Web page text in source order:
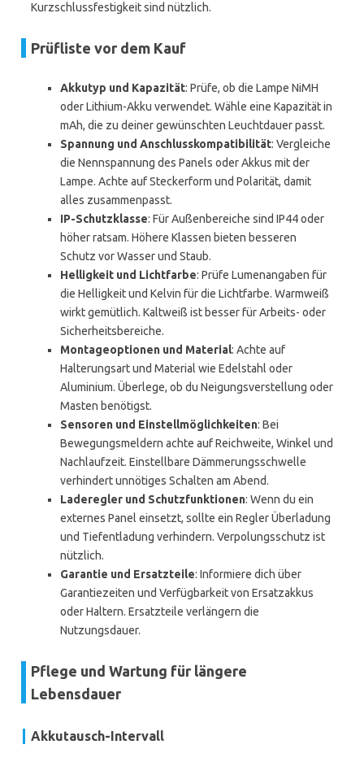
Kurzschlussfestigkeit sind nützlich.
Prüfliste vor dem Kauf
Akkutyp und Kapazität: Prüfe, ob die Lampe NiMH
oder Lithium-Akku verwendet. Wähle eine Kapazität in
mAh, die zu deiner gewünschten Leuchtdauer passt.
Spannung und Anschlusskompatibilität: Vergleiche
die Nennspannung des Panels oder Akkus mit der
Lampe. Achte auf Steckerform und Polarität, damit
alles zusammenpasst.
IP-Schutzklasse: Für Außenbereiche sind IP44 oder
höher ratsam. Höhere Klassen bieten besseren
Schutz vor Wasser und Staub.
Helligkeit und Lichtfarbe: Prüfe Lumenangaben für
die Helligkeit und Kelvin für die Lichtfarbe. Warmweiß
wirkt gemütlich. Kaltweiß ist besser für Arbeits- oder
Sicherheitsbereiche.
Montageoptionen und Material: Achte auf
Halterungsart und Material wie Edelstahl oder
Aluminium. Überlege, ob du Neigungsverstellung oder
Masten benötigst.
Sensoren und Einstellmöglichkeiten: Bei
Bewegungsmeldern achte auf Reichweite, Winkel und
Nachlaufzeit. Einstellbare Dämmerungsschwelle
verhindert unnötiges Schalten am Abend.
Laderegler und Schutzfunktionen: Wenn du ein
externes Panel einsetzt, sollte ein Regler Überladung
und Tiefentladung verhindern. Verpolungsschutz ist
nützlich.
Garantie und Ersatzteile: Informiere dich über
Garantiezeiten und Verfügbarkeit von Ersatzakkus
oder Haltern. Ersatzteile verlängern die
Nutzungsdauer.
Pflege und Wartung für längere
Lebensdauer
Akkutausch-Intervall